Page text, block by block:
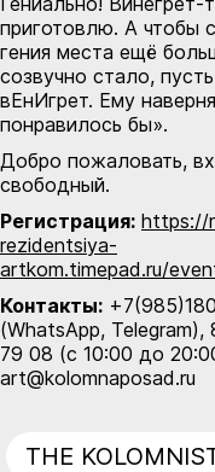
THE
приготовлю. А чтобы
гения места ещё
созвучно стало,
вЕнИгрет. Ему
понравилось бы».
Добро пожаловать,
свободный.
Регистрация: https://
rezidentsiya-
artkom.timepad.ru/
Контакты:
(WhatsApp,
79 08 (с 10:00 до
art@kolomnaposad.ru